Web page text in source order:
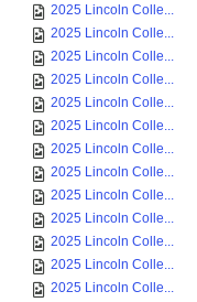
2025 Lincoln Colle...
2025 Lincoln Colle...
2025 Lincoln Colle...
2025 Lincoln Colle...
2025 Lincoln Colle...
2025 Lincoln Colle...
2025 Lincoln Colle...
2025 Lincoln Colle...
2025 Lincoln Colle...
2025 Lincoln Colle...
2025 Lincoln Colle...
2025 Lincoln Colle...
2025 Lincoln Colle...